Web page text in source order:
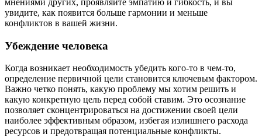
увидите, как появится больше гармонии и меньше
конфликтов в вашей жизни.
Убеждение человека
Когда возникает необходимость убедить кого-то в чем-то,
определение первичной цели становится ключевым фактором.
Важно четко понять, какую проблему мы хотим решить и
какую конкретную цель перед собой ставим. Это осознание
позволяет сконцентрироваться на достижении своей цели
наиболее эффективным образом, избегая излишнего расхода
ресурсов и предотвращая потенциальные конфликты.